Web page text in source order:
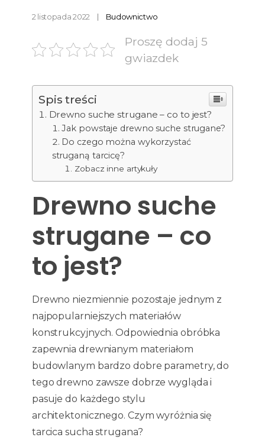
2 listopada 2022 Budownictwo
Proszę dodaj 5
gwiazdek
Spis treści
Drewno suche strugane – co to jest?
Jak powstaje drewno suche strugane?
Do czego można wykorzystać
struganą tarcicę?
Zobacz inne artykuły
Drewno suche
strugane – co
to jest?
Drewno niezmiennie pozostaje jednym z
najpopularniejszych materiałów
konstrukcyjnych. Odpowiednia obróbka
zapewnia drewnianym materiałom
budowlanym bardzo dobre parametry, do
tego drewno zawsze dobrze wygląda i
pasuje do każdego stylu
architektonicznego. Czym wyróżnia się
tarcica sucha strugana?